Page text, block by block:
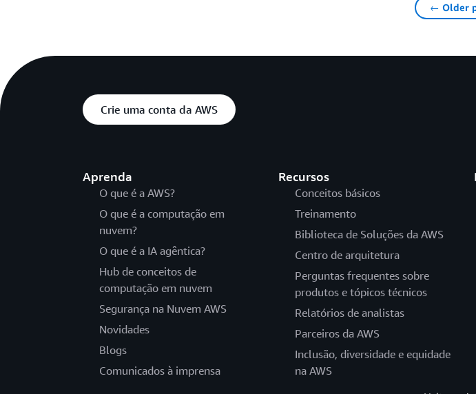
← Older
Crie uma conta da AWS
Aprenda
O que é a AWS?
O que é a computação em
nuvem?
O que é a IA agêntica?
Hub de conceitos de
computação em nuvem
Segurança na Nuvem AWS
Novidades
Blogs
Comunicados à imprensa
Recursos
Conceitos básicos
Treinamento
Biblioteca de Soluções da AWS
Centro de arquitetura
Perguntas frequentes sobre
produtos e tópicos técnicos
Relatórios de analistas
Parceiros da AWS
Inclusão, diversidade e equidade
na AWS